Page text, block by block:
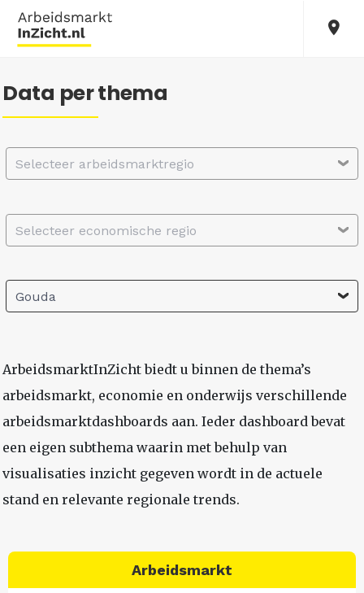
Data per thema
Selecteer arbeidsmarktregio
Selecteer economische regio
Gouda
ArbeidsmarktInZicht biedt u binnen de thema’s
arbeidsmarkt, economie en onderwijs verschillende
arbeidsmarktdashboards aan. Ieder dashboard bevat
een eigen subthema waarin met behulp van
visualisaties inzicht gegeven wordt in de actuele
stand en relevante regionale trends.
Arbeidsmarkt